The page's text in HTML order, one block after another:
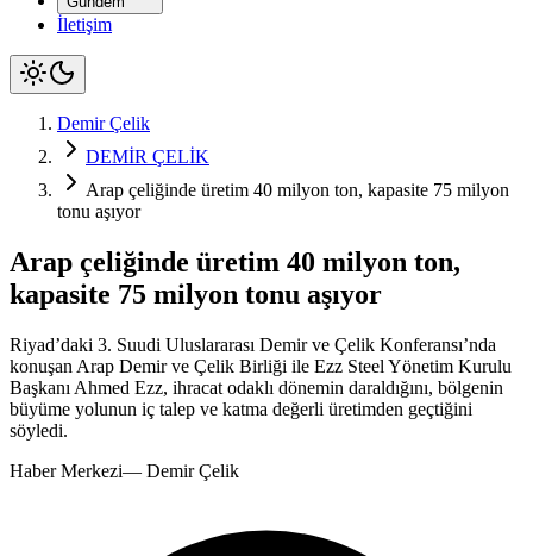
İletişim
Demir Çelik
DEMİR ÇELİK
Arap çeliğinde üretim 40 milyon ton, kapasite 75 milyon
tonu aşıyor
Arap çeliğinde üretim 40 milyon ton,
kapasite 75 milyon tonu aşıyor
Riyad’daki 3. Suudi Uluslararası Demir ve Çelik Konferansı’nda
konuşan Arap Demir ve Çelik Birliği ile Ezz Steel Yönetim Kurulu
Başkanı Ahmed Ezz, ihracat odaklı dönemin daraldığını, bölgenin
büyüme yolunun iç talep ve katma değerli üretimden geçtiğini
söyledi.
Haber Merkezi— Demir Çelik